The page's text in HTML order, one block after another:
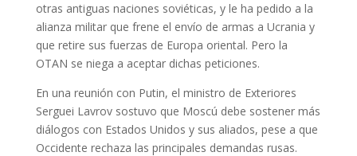
otras antiguas naciones soviéticas, y le ha pedido a la
alianza militar que frene el envío de armas a Ucrania y
que retire sus fuerzas de Europa oriental. Pero la
OTAN se niega a aceptar dichas peticiones.
En una reunión con Putin, el ministro de Exteriores
Serguei Lavrov sostuvo que Moscú debe sostener más
diálogos con Estados Unidos y sus aliados, pese a que
Occidente rechaza las principales demandas rusas.